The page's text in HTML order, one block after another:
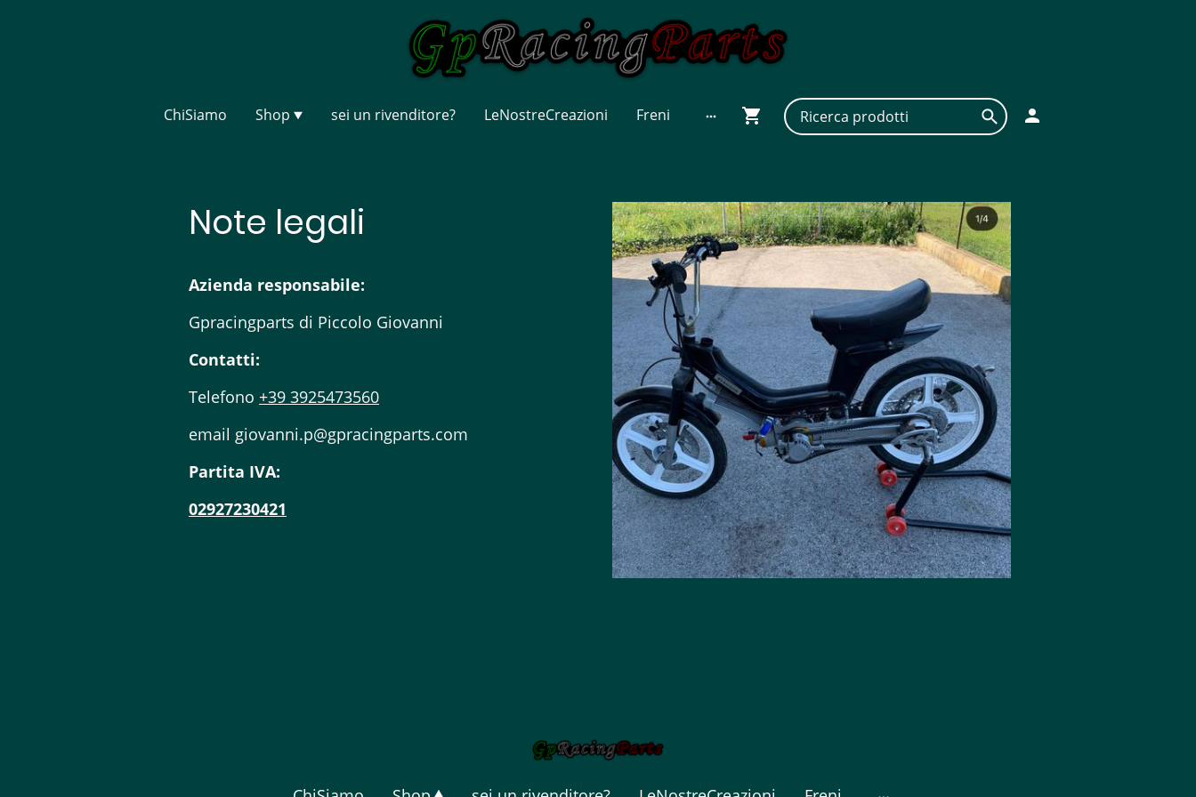
ChiSiamo Shop sei un rivenditore? LeNostreCreazioni Freni
Note legali
Azienda responsabile:
Gpracingparts di Piccolo Giovanni
Contatti:
Telefono +39 3925473560
email giovanni.p@gpracingparts.com
Partita IVA:
02927230421